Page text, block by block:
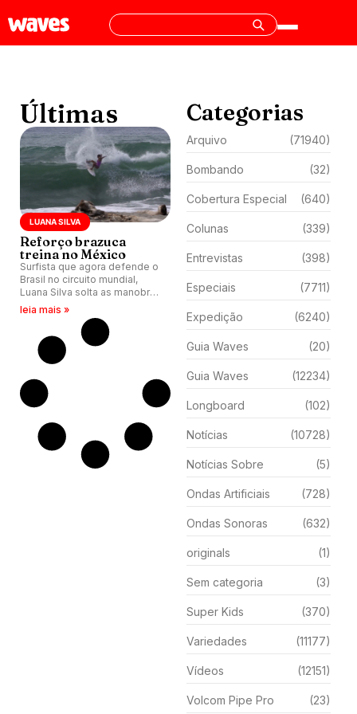
Últimas
LUANA SILVA
Reforço brazuca
treina no México
Surfista que agora defende o
Brasil no circuito mundial,
Luana Silva solta as manobras
nas direitas perfeitas de Barra
de La Cruz, México.
leia mais »
Categorias
Arquivo (71940)
Bombando (32)
Cobertura Especial (640)
Colunas (339)
Entrevistas (398)
Especiais (7711)
Expedição (6240)
Guia Waves (20)
Guia Waves (12234)
Longboard (102)
Notícias (10728)
Notícias Sobre (5)
Ondas Artificiais (728)
Ondas Sonoras (632)
originals (1)
Sem categoria (3)
Super Kids (370)
Variedades (11177)
Vídeos (12151)
Volcom Pipe Pro (23)